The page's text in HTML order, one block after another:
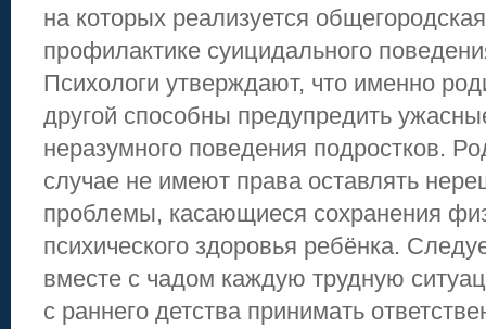
на которых реализуется
профилактике суицидального
Психологи утверждают, что именно
другой способны предупредить
неразумного поведения подростков.
случае не имеют права оставлять
проблемы, касающиеся сохранения
психического здоровья ребёнка.
вместе с чадом каждую трудную
с раннего детства принимать